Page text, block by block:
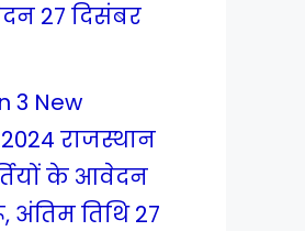
27 दिसंबर
3 New
राजस्थान
के आवेदन
तिथि 27